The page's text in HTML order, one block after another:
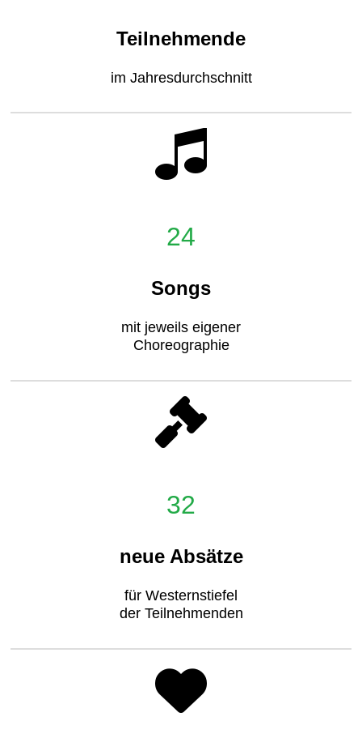
Teilnehmende
im Jahresdurchschnitt
24
Songs
mit jeweils eigener
Choreographie
32
neue Absätze
für Westernstiefel
der Teilnehmenden